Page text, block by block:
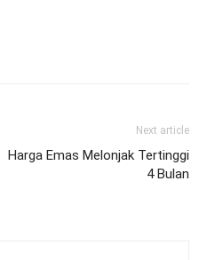
Next article
Harga Emas Melonjak Tertinggi
4 Bulan